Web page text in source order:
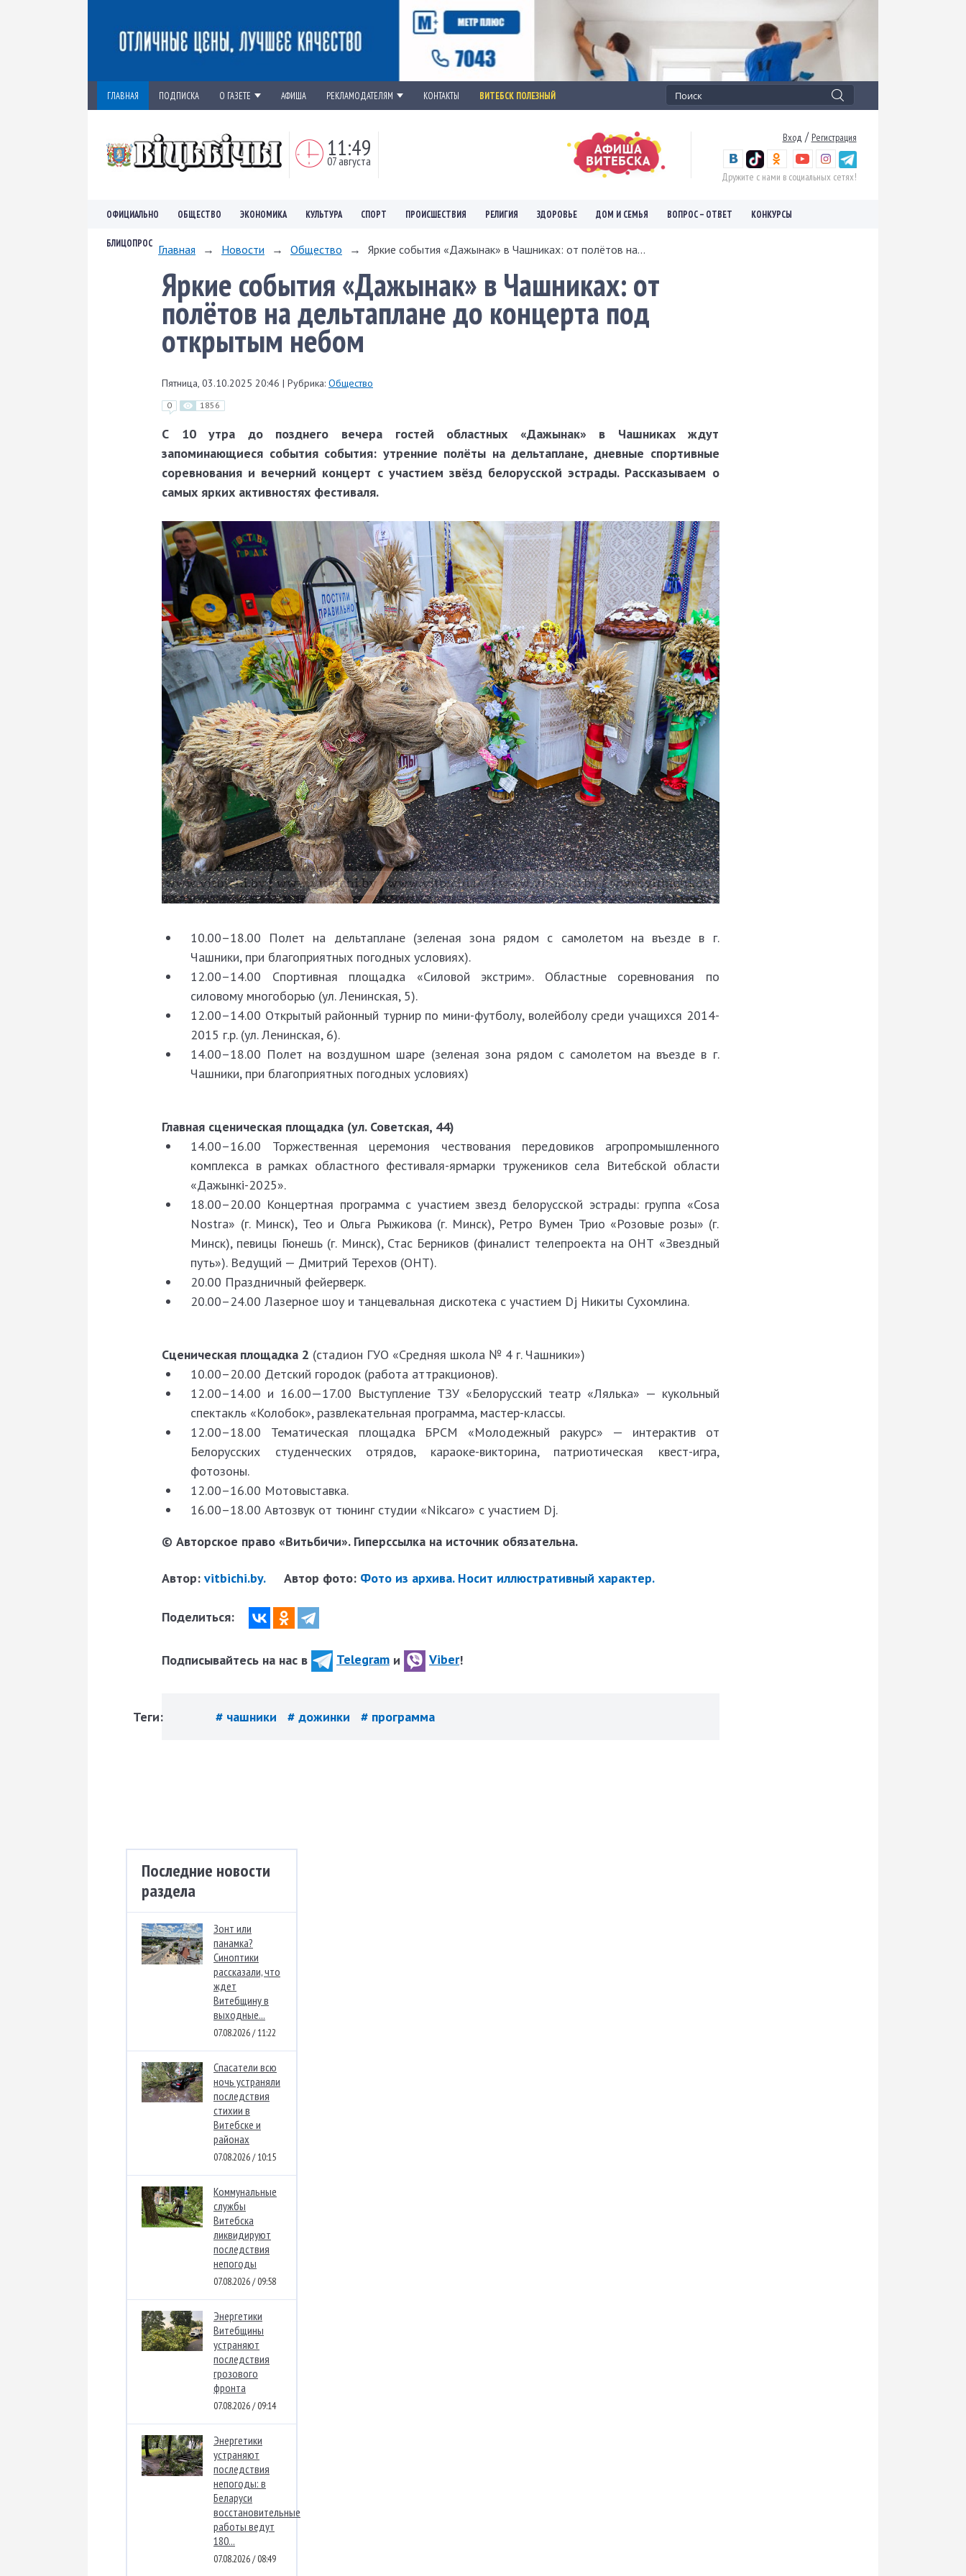
ГЛАВНАЯ ПОДПИСКА О ГАЗЕТЕ АФИША РЕКЛАМОДАТЕЛЯМ КОНТАКТЫ ВИТЕБСК ПОЛЕЗНЫЙ
11:49
07 августа
Вход / Регистрация
Дружите с нами в социальных сетях!
ОФИЦИАЛЬНО ОБЩЕСТВО ЭКОНОМИКА КУЛЬТУРА СПОРТ ПРОИСШЕСТВИЯ РЕЛИГИЯ ЗДОРОВЬЕ ДОМ И СЕМЬЯ ВОПРОС – ОТВЕТ КОНКУРСЫ
БЛИЦОПРОС Главная → Новости → Общество → Яркие события «Дажынак» в Чашниках: от полётов на...
Яркие события «Дажынак» в Чашниках: от
полётов на дельтаплане до концерта под
открытым небом
Пятница, 03.10.2025 20:46 | Рубрика: Общество
0 1856
С 10 утра до позднего вечера гостей областных «Дажынак» в Чашниках ждут
запоминающиеся события события: утренние полёты на дельтаплане, дневные спортивные
соревнования и вечерний концерт с участием звёзд белорусской эстрады. Рассказываем о
самых ярких активностях фестиваля.
10.00–18.00 Полет на дельтаплане (зеленая зона рядом с самолетом на въезде в г.
Чашники, при благоприятных погодных условиях).
12.00–14.00 Спортивная площадка «Силовой экстрим». Областные соревнования по
силовому многоборью (ул. Ленинская, 5).
12.00–14.00 Открытый районный турнир по мини-футболу, волейболу среди учащихся 2014-
2015 г.р. (ул. Ленинская, 6).
14.00–18.00 Полет на воздушном шаре (зеленая зона рядом с самолетом на въезде в г.
Чашники, при благоприятных погодных условиях)
Главная сценическая площадка (ул. Советская, 44)
14.00–16.00 Торжественная церемония чествования передовиков агропромышленного
комплекса в рамках областного фестиваля-ярмарки тружеников села Витебской области
«Дажынкі-2025».
18.00–20.00 Концертная программа с участием звезд белорусской эстрады: группа «Cosa
Nostra» (г. Минск), Тео и Ольга Рыжикова (г. Минск), Ретро Вумен Трио «Розовые розы» (г.
Минск), певицы Гюнешь (г. Минск), Стас Берников (финалист телепроекта на ОНТ «Звездный
путь»). Ведущий — Дмитрий Терехов (ОНТ).
20.00 Праздничный фейерверк.
20.00–24.00 Лазерное шоу и танцевальная дискотека с участием Dj Никиты Сухомлина.
Сценическая площадка 2 (стадион ГУО «Средняя школа № 4 г. Чашники»)
10.00–20.00 Детский городок (работа аттракционов).
12.00–14.00 и 16.00—17.00 Выступление ТЗУ «Белорусский театр «Лялька» — кукольный
спектакль «Колобок», развлекательная программа, мастер-классы.
12.00–18.00 Тематическая площадка БРСМ «Молодежный ракурс» — интерактив от
Белорусских студенческих отрядов, караоке-викторина, патриотическая квест-игра,
фотозоны.
12.00–16.00 Мотовыставка.
16.00–18.00 Автозвук от тюнинг студии «Nikcaro» с участием Dj.
© Авторское право «Витьбичи». Гиперссылка на источник обязательна.
Автор: vitbichi.by. Автор фото: Фото из архива. Носит иллюстративный характер.
Поделиться:
Подписывайтесь на нас в Telegram и Viber!
Теги: # чашники # дожинки # программа
Последние новости
раздела
Зонт или
панамка?
Синоптики
рассказали, что
ждет
Витебщину в
выходные...
07.08.2026 / 11:22
Спасатели всю
ночь устраняли
последствия
стихии в
Витебске и
районах
07.08.2026 / 10:15
Коммунальные
службы
Витебска
ликвидируют
последствия
непогоды
07.08.2026 / 09:58
Энергетики
Витебщины
устраняют
последствия
грозового
фронта
07.08.2026 / 09:14
Энергетики
устраняют
последствия
непогоды: в
Беларуси
восстановительные
работы ведут
180...
07.08.2026 / 08:49